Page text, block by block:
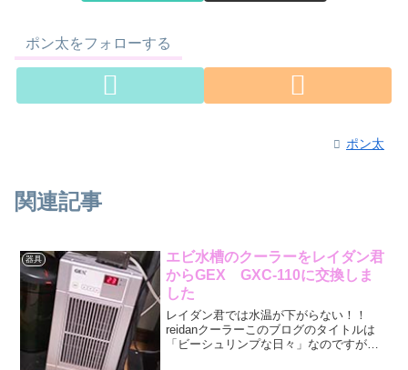
ポン太をフォローする
ポン太
関連記事
器具
エビ水槽のクーラーをレイダン君
からGEX GXC-110に交換しま
した
レイダン君では水温が下がらない！！
reidanクーラーこのブログのタイトルは
「ビーシュリンプな日々」なのですが、